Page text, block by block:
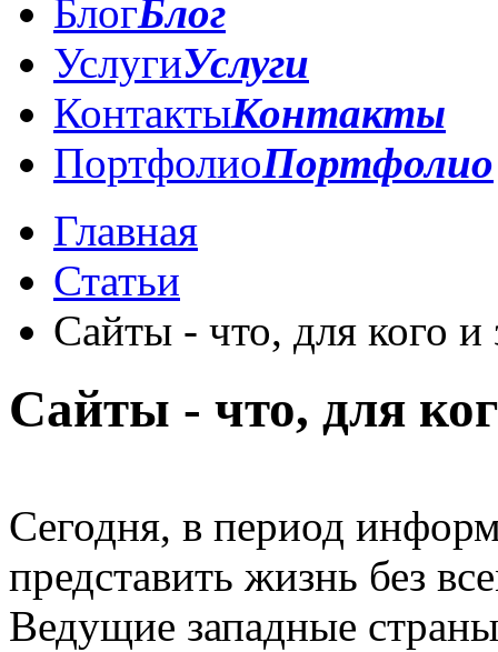
БлогБлог
УслугиУслуги
КонтактыКонтакты
ПортфолиоПортфолио
Главная
Статьи
Сайты - что, для кого и
Сайты - что, для
Сегодня, в период
представить жизнь без
Ведущие западные